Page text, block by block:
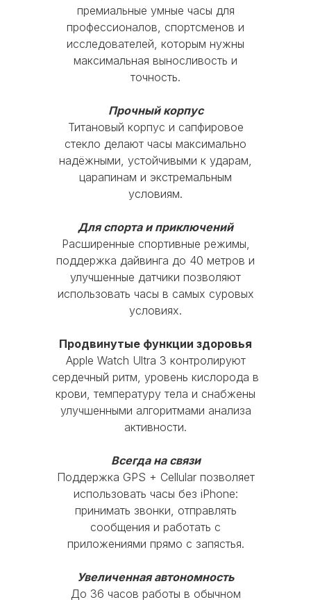
премиальные умные часы для
профессионалов, спортсменов и
исследователей, которым нужны
максимальная выносливость и
точность.
Прочный корпус
Титановый корпус и сапфировое
стекло делают часы максимально
надёжными, устойчивыми к ударам,
царапинам и экстремальным
условиям.
Для спорта и приключений
Расширенные спортивные режимы,
поддержка дайвинга до 40 метров и
улучшенные датчики позволяют
использовать часы в самых суровых
условиях.
Продвинутые функции здоровья
Apple Watch Ultra 3 контролируют
сердечный ритм, уровень кислорода в
крови, температуру тела и снабжены
улучшенными алгоритмами анализа
активности.
Всегда на связи
Поддержка GPS + Cellular позволяет
использовать часы без iPhone:
принимать звонки, отправлять
сообщения и работать с
приложениями прямо с запястья.
Увеличенная автономность
До 36 часов работы в обычном
Black Titanium
Apple S10
До 72 часов
Процессор
Время работы
Оставшуюся сумму можно доплатить
картой, наличными или оформить в
кредит
Устройство должно быть полностью в
рабочем состоянии, без
и экрана, с работающими
функциональными кнопками и без
следов от контакта с жидкостью
Перед сдачей устройства
необходимо отключить пароль,
вынуть сим-карту и отключить
Используйте скидку при покупке
Watch или MacBook
Отдайте устройство в мгновенную
диагностику
Watch или MacBook в любой из
магазинов:
Главное меню
MOBI-GEEK
Аксессуары
AirPods
Watch
MacBook
Доставка и Самовывоз
Сб-Вс и праздничные дни - выходные
Пн-Чт с 10:00 до 20:00